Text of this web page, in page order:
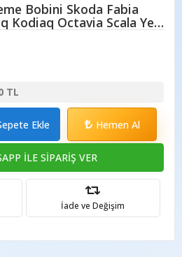
Bobini Skoda Fabia
Kodiaq Octavia Scala Yeti
TSI
TL
Ekle Hemen Al
İLE SİPARİŞ VER
İade ve Değişim